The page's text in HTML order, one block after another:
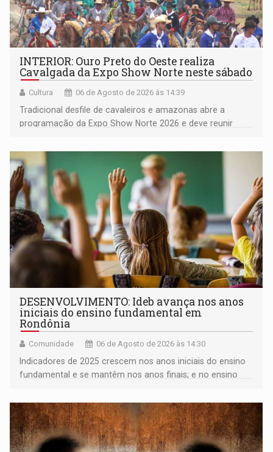
INTERIOR: Ouro Preto do Oeste realiza
Cavalgada da Expo Show Norte neste sábado
Cultura 06 de Agosto de 2026 às 14:39
Tradicional desfile de cavaleiros e amazonas abre a
programação da Expo Show Norte 2026 e deve reunir
DESENVOLVIMENTO: Ideb avança nos anos
iniciais do ensino fundamental em
Rondônia
Comunidade 06 de Agosto de 2026 às 14:30
Indicadores de 2025 crescem nos anos iniciais do ensino
fundamental e se mantêm nos anos finais; e no ensino